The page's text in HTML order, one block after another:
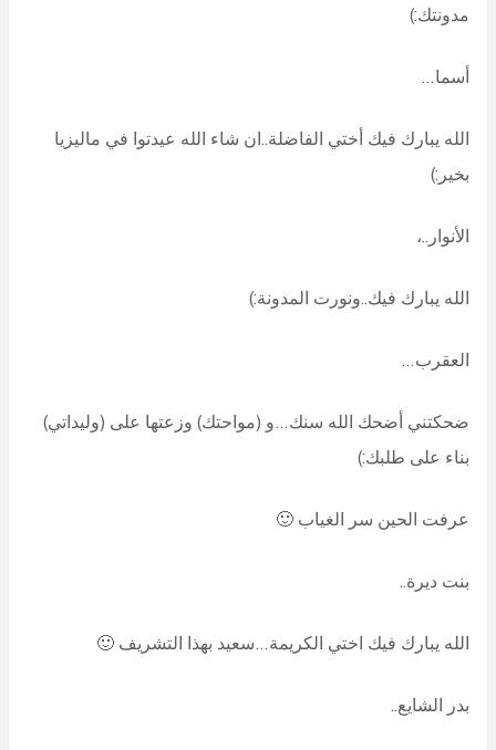
مدونتك:)
أسما…
الله يبارك فيك أختي الفاضلة..ان شاء الله عيدتوا في ماليزيا
بخير:)
الأنوار..،
الله يبارك فيك..ونورت المدونة:)
العقرب…
ضحكتني أضحك الله سنك…و (مواحتك) وزعتها على (وليداتي)
بناء على طلبك:)
عرفت الحين سر الغياب 🙂
بنت ديرة..
الله يبارك فيك اختي الكريمة…سعيد بهذا التشريف 🙂
بدر الشايع..